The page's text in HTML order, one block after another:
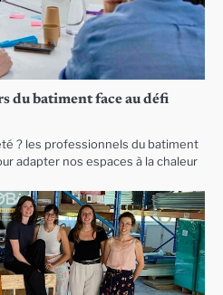
du batiment face au défi
? les professionnels du batiment
adapter nos espaces à la chaleur